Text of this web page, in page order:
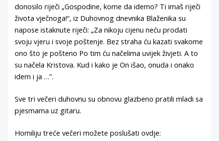
donosilo riječi „Gospodine, kome da idemo? Ti imaš riječi
života vječnoga!“, iz Duhovnog dnevnika Blaženika su
napose istaknute riječi: „Za nikoju cijenu neću prodati
svoju vjeru i svoje poštenje. Bez straha ću kazati svakome
ono što je pošteno Po tim ću načelima uvijek živjeti. A to
su načela Kristova. Kud i kako je On išao, onuda i onako
idem i ja …”.
Sve tri večeri duhovnu su obnovu glazbeno pratili mladi sa
pjesmama uz gitaru.
Homiliju treće večeri možete poslušati ovdje: